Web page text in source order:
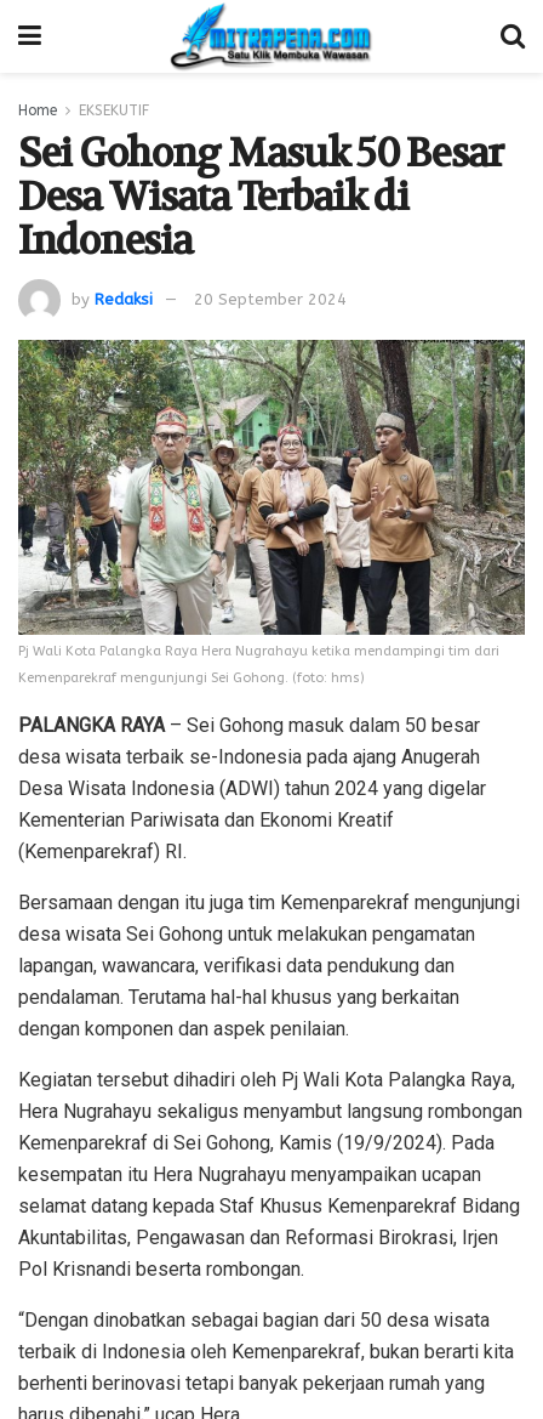
Home EKSEKUTIF
Sei Gohong Masuk 50 Besar
Desa Wisata Terbaik di
Indonesia
by Redaksi 20 September 2024
Pj Wali Kota Palangka Raya Hera Nugrahayu ketika mendampingi tim dari
Kemenparekraf mengunjungi Sei Gohong. (foto: hms)
PALANGKA RAYA– Sei Gohong masuk dalam 50 besar
desa wisata terbaik se-Indonesia pada ajang Anugerah
Desa Wisata Indonesia (ADWI) tahun 2024 yang digelar
Kementerian Pariwisata dan Ekonomi Kreatif
(Kemenparekraf) RI.
Bersamaan dengan itu juga tim Kemenparekraf mengunjungi
desa wisata Sei Gohong untuk melakukan pengamatan
lapangan, wawancara, verifikasi data pendukung dan
pendalaman. Terutama hal-hal khusus yang berkaitan
dengan komponen dan aspek penilaian.
Kegiatan tersebut dihadiri oleh Pj Wali Kota Palangka Raya,
Hera Nugrahayu sekaligus menyambut langsung rombongan
Kemenparekraf di Sei Gohong, Kamis (19/9/2024). Pada
kesempatan itu Hera Nugrahayu menyampaikan ucapan
selamat datang kepada Staf Khusus Kemenparekraf Bidang
Akuntabilitas, Pengawasan dan Reformasi Birokrasi, Irjen
Pol Krisnandi beserta rombongan.
“Dengan dinobatkan sebagai bagian dari 50 desa wisata
terbaik di Indonesia oleh Kemenparekraf, bukan berarti kita
berhenti berinovasi tetapi banyak pekerjaan rumah yang